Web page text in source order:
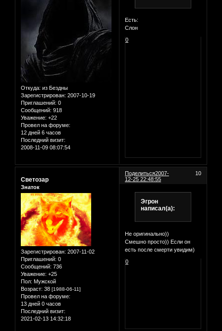
Откуда: из Бездны
Зарегистрирован: 2007-10-19
Приглашений: 0
Сообщений: 918
Уважение: +22
Провел на форуме:
12 дней 6 часов
Последний визит:
2008-11-09 08:07:54
Есть:
Слон
0
Поделиться 10
2007-
12-25 22:48:55
Светозар
Знаток
Зарегистрирован: 2007-11-02
Приглашений: 0
Сообщений: 736
Уважение: +25
Пол: Мужской
Возраст: 38 [1988-06-11]
Провел на форуме:
13 дней 0 часов
Последний визит:
2021-02-13 14:32:18
Эгрон
написал(а):
Не оригинально))
Смешно просто)) Если он
есть после смерти увидим)
0